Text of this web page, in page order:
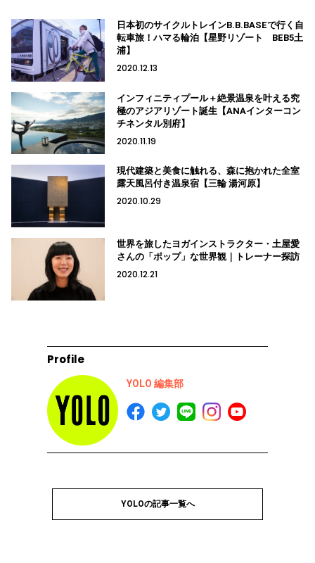
日本初のサイクルトレインB.B.BASEで行く自
転車旅！ハマる輪泊【星野リゾート BEB5土
浦】
2020.12.13
インフィニティプール＋絶景温泉を叶える究
極のアジアリゾート誕生【ANAインターコン
チネンタル別府】
2020.11.19
現代建築と美食に触れる、森に抱かれた全室
露天風呂付き温泉宿【三輪 湯河原】
2020.10.29
世界を旅したヨガインストラクター・土屋愛
さんの「ポップ」な世界観｜トレーナー探訪
2020.12.21
Profile
YOLO 編集部
YOLOの記事一覧へ